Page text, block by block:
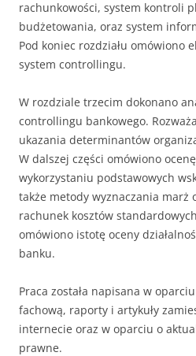
rachunkowości, system kontroli
budżetowania, oraz system
Pod koniec rozdziału omówiono
system controllingu.
W rozdziale trzecim dokonano
controllingu bankowego.
ukazania determinantów
W dalszej części omówiono
wykorzystaniu podstawowych
także metody wyznaczania marż
rachunek kosztów
omówiono istotę oceny
banku.
Praca została napisana w
fachową, raporty i artykuły
internecie oraz w oparciu o
prawne.